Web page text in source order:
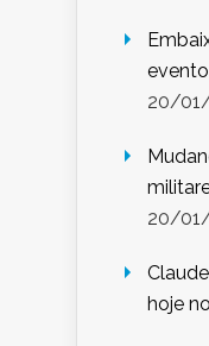
20/
20/
hoje